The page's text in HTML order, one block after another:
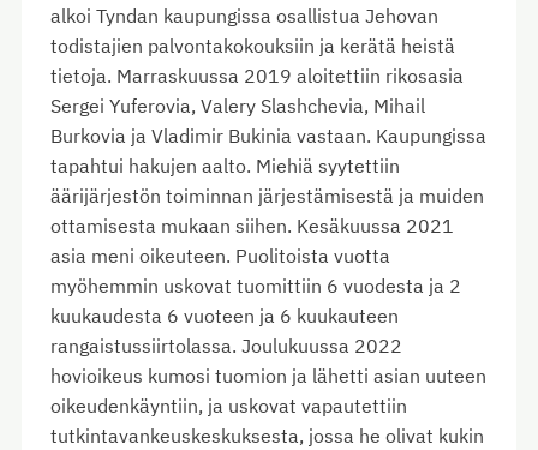
alkoi Tyndan kaupungissa osallistua Jehovan
todistajien palvontakokouksiin ja kerätä heistä
tietoja. Marraskuussa 2019 aloitettiin rikosasia
Sergei Yuferovia, Valery Slashchevia, Mihail
Burkovia ja Vladimir Bukinia vastaan. Kaupungissa
tapahtui hakujen aalto. Miehiä syytettiin
äärijärjestön toiminnan järjestämisestä ja muiden
ottamisesta mukaan siihen. Kesäkuussa 2021
asia meni oikeuteen. Puolitoista vuotta
myöhemmin uskovat tuomittiin 6 vuodesta ja 2
kuukaudesta 6 vuoteen ja 6 kuukauteen
rangaistussiirtolassa. Joulukuussa 2022
hovioikeus kumosi tuomion ja lähetti asian uuteen
oikeudenkäyntiin, ja uskovat vapautettiin
tutkintavankeuskeskuksesta, jossa he olivat kukin